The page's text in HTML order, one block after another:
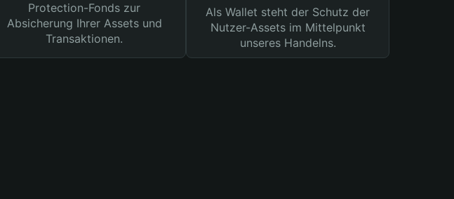
Protection-Fonds zur
Absicherung Ihrer Assets und
Transaktionen.
Als Wallet steht der Schutz der
Nutzer-Assets im Mittelpunkt
unseres Handelns.